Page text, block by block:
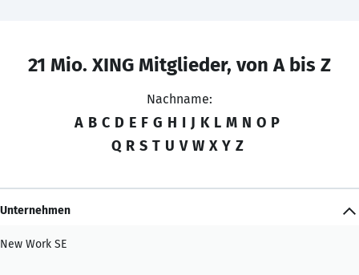
21 Mio. XING Mitglieder, von A bis Z
Nachname:
A B C D E F G H I J K L M N O P
Q R S T U V W X Y Z
Unternehmen
New Work SE